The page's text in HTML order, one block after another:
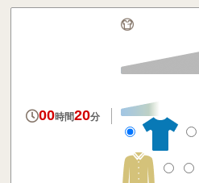
00時間20分